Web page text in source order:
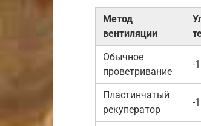
Метод
вентиляции
Обычное
проветривание
-
Пластинчатый
рекуператор
-